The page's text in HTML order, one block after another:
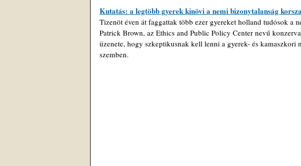
Kutatás: a legtöbb gyerek kinövi a nemi bizonytalanság
Tizenöt éven át faggattak több ezer gyereket holland tudósok a
Patrick Brown, az Ethics and Public Policy Center nevű
üzenete, hogy szkeptikusnak kell lenni a gyerek- és kamaszkori
szemben.